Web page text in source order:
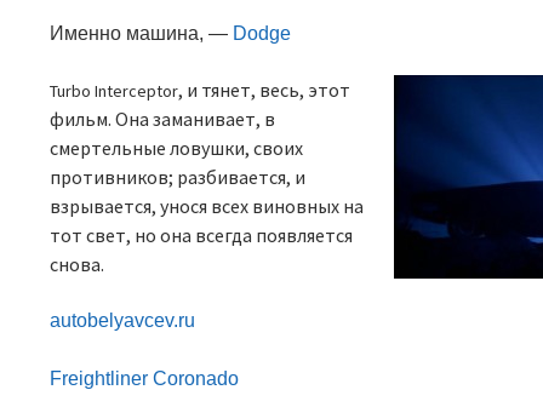
Именно машина,— Dodge
Turbo Interceptor, и тянет, весь, этот
фильм. Она заманивает, в
смертельные ловушки, своих
противников; разбивается, и
взрывается, унося всех виновных на
тот свет, но она всегда появляется
снова.
autobelyavcev.ru
Freightliner Coronado